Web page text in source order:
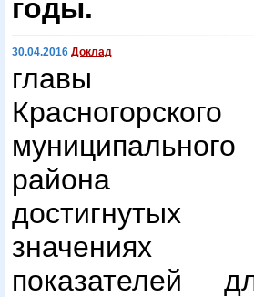
годы.
30.04.2016 Доклад
главы
Красногорского
муниципального
района
достигнутых
значениях
показателей